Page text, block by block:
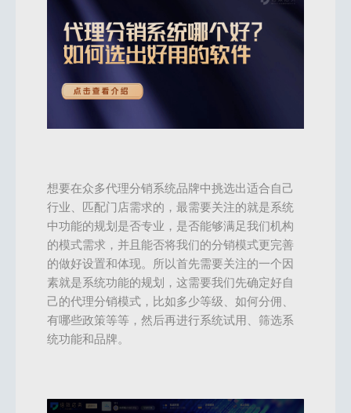
想要在众多代理分销系统品牌中挑选出适合自己
行业、匹配门店需求的，最需要关注的就是系统
中功能的规划是否专业，是否能够满足我们机构
的模式需求，并且能否将我们的分销模式更完善
的做好设置和体现。所以首先需要关注的一个因
素就是系统功能的规划，这需要我们先确定好自
己的代理分销模式，比如多少等级、如何分佣、
有哪些政策等等，然后再进行系统试用、筛选系
统功能和品牌。